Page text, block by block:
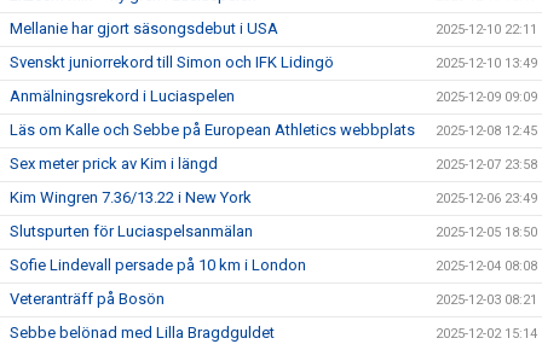
Mellanie har gjort säsongsdebut i USA 2025-12-10 22:11
Svenskt juniorrekord till Simon och IFK Lidingö 2025-12-10 13:49
Anmälningsrekord i Luciaspelen 2025-12-09 09:09
Läs om Kalle och Sebbe på European Athletics webbplats 2025-12-08 12:45
Sex meter prick av Kim i längd 2025-12-07 23:58
Kim Wingren 7.36/13.22 i New York 2025-12-06 23:49
Slutspurten för Luciaspelsanmälan 2025-12-05 18:50
Sofie Lindevall persade på 10 km i London 2025-12-04 08:08
Veteranträff på Bosön 2025-12-03 08:21
Sebbe belönad med Lilla Bragdguldet 2025-12-02 15:14